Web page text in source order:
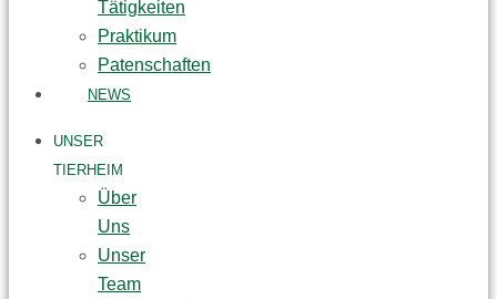
Tätigkeiten
Praktikum
Patenschaften
NEWS
UNSER
TIERHEIM
Über
Uns
Unser
Team